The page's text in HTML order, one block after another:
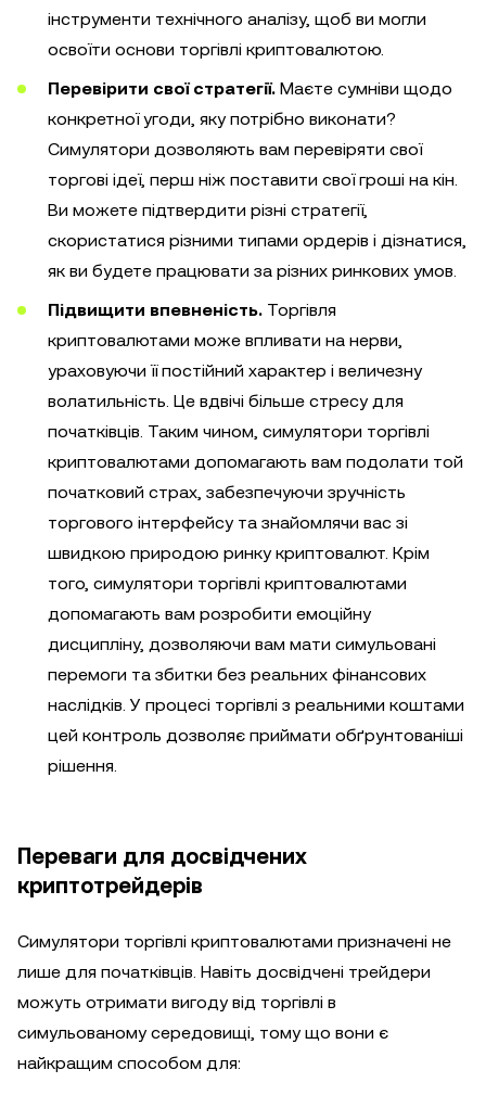
інструменти технічного аналізу, щоб ви могли
освоїти основи торгівлі криптовалютою.
Перевірити свої стратегії. Маєте сумніви щодо
конкретної угоди, яку потрібно виконати?
Симулятори дозволяють вам перевіряти свої
торгові ідеї, перш ніж поставити свої гроші на кін.
Ви можете підтвердити різні стратегії,
скористатися різними типами ордерів і дізнатися,
як ви будете працювати за різних ринкових умов.
Підвищити впевненість. Торгівля
криптовалютами може впливати на нерви,
ураховуючи її постійний характер і величезну
волатильність. Це вдвічі більше стресу для
початківців. Таким чином, симулятори торгівлі
криптовалютами допомагають вам подолати той
початковий страх, забезпечуючи зручність
торгового інтерфейсу та знайомлячи вас зі
швидкою природою ринку криптовалют. Крім
того, симулятори торгівлі криптовалютами
допомагають вам розробити емоційну
дисципліну, дозволяючи вам мати симульовані
перемоги та збитки без реальних фінансових
наслідків. У процесі торгівлі з реальними коштами
цей контроль дозволяє приймати обґрунтованіші
рішення.
Переваги для досвідчених
криптотрейдерів
Симулятори торгівлі криптовалютами призначені не
лише для початківців. Навіть досвідчені трейдери
можуть отримати вигоду від торгівлі в
симульованому середовищі, тому що вони є
найкращим способом для: